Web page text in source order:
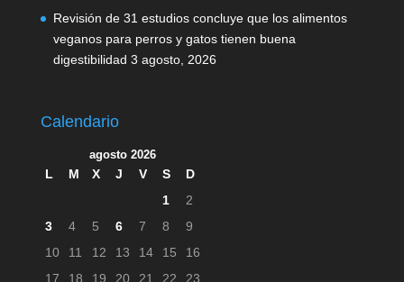
Revisión de 31 estudios concluye que los alimentos
veganos para perros y gatos tienen buena
digestibilidad 3 agosto, 2026
Calendario
agosto 2026
L M X J V S
D
1
2
3
4 5 6 7 8
9
10
11 12 13 14 15
16
17
18 19 20 21 22
23